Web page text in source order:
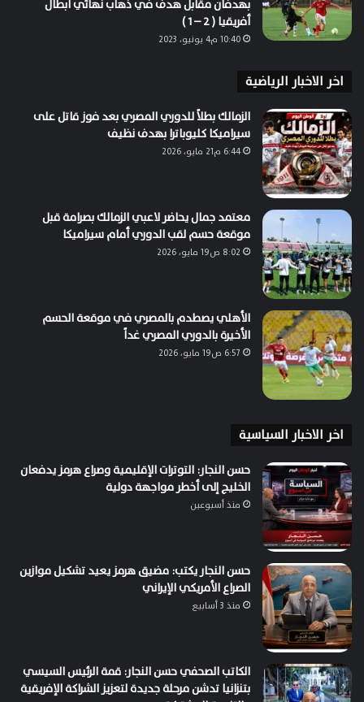
بهدفان مقابل هدف في ذهاب نهائي أبطال
أفريقيا ( 2 – 1 )
10:40 م4 يونيو، 2023
اخر الاخبار الرياضية
الزمالك بطلاً للدوري المصري بعد فوز قاتل على
سيراميكا كليوباترا بهدف نظيف
6:44 م21 مايو، 2026
معتمد جمال يحاضر لاعبي الزمالك بصرامة قبل
موقعة حسم لقب الدوري أمام سيراميكا
8:02 ص19 مايو، 2026
الأهلي يصطدم بالمصري في موقعة الحسم
الأخيرة بالدوري المصري غداً
6:57 ص19 مايو، 2026
اخر الاخبار السياسية
حسن النجار: التوترات الإقليمية وصراع هرمز يدفعان
الخليج إلى أخطر مواجهة دولية
منذ أسبوعين
حسن النجار يكتب: مضيق هرمز يعيد تشكيل موازين
الصراع الأمريكي الإيراني
منذ 3 أسابيع
الكاتب الصحفي حسن النجار: قمة الرئيس السيسي
بتنزانيا تدشن مرحلة جديدة لتعزيز الشراكة الإفريقية